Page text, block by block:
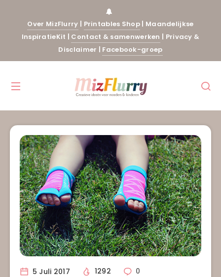
Over MizFlurry | Printables Shop | Maandelijkse
InspiratieKit | Contact & samenwerken | Privacy &
Disclaimer | Facebook-groep
5 Juli 2017 1292 0